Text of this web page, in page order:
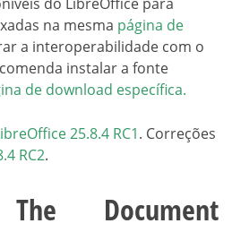
na mesma página de
a interoperabilidade com o
instalar a fonte
de download específica.
25.8.4 RC1. Correções
RC2.
Document